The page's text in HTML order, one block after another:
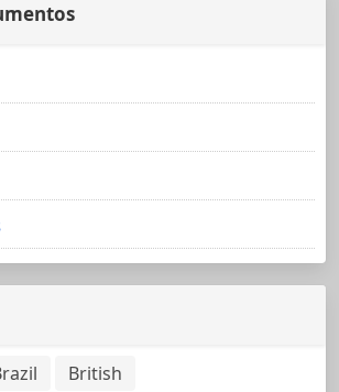
British